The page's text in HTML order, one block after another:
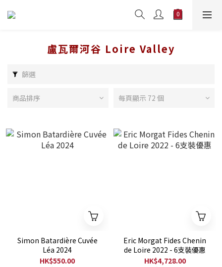
盧瓦爾河谷 Loire Valley
篩選
商品排序 每頁顯示 72 個
Simon Batardière Cuvée
Léa 2024
HK$550.00
Eric Morgat Fides Chenin
de Loire 2022 - 6支裝優惠
HK$4,728.00